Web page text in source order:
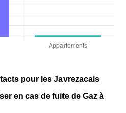
pour les Javrezacais
en cas de fuite de Gaz à